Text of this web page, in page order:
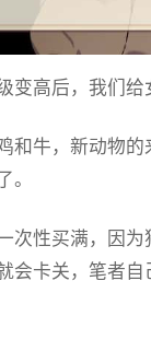
变高后，我们
和牛，新动物
。
次性买满，因
会卡关，笔者自